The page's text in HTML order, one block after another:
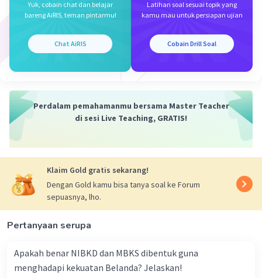
Iklan
Yuk, cobain chat dan belajar
bareng AiRIS, teman pintarmu!
Chat AiRIS
Latihan soal sesuai topik yang
kamu mau untuk persiapan ujian
Cobain Drill Soal
Perdalam pemahamanmu bersama Master Teacher
di sesi Live Teaching, GRATIS!
Klaim Gold gratis sekarang!
Dengan Gold kamu bisa tanya soal ke Forum
sepuasnya, lho.
Pertanyaan serupa
Apakah benar NIBKD dan MBKS dibentuk guna
menghadapi kekuatan Belanda? Jelaskan!